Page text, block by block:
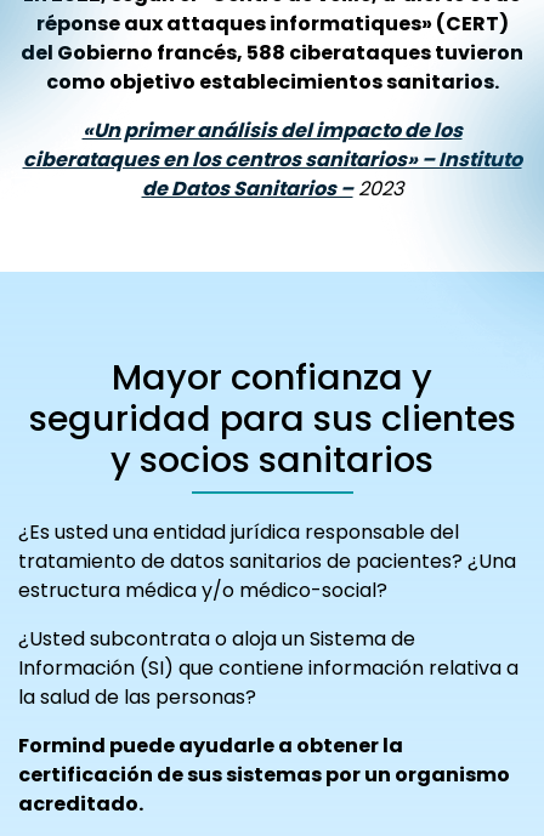
réponse aux attaques informatiques» (CERT)
del Gobierno francés, 588 ciberataques tuvieron
como objetivo establecimientos sanitarios.
«Un primer análisis del impacto de los
ciberataques en los centros sanitarios» – Instituto
de Datos Sanitarios –2023
Mayor confianza y
seguridad para sus clientes
y socios sanitarios
¿Es usted una entidad jurídica responsable del
tratamiento de datos sanitarios de pacientes? ¿Una
estructura médica y/o médico-social?
¿Usted subcontrata o aloja un Sistema de
Información (SI) que contiene información relativa a
la salud de las personas?
Formind puede ayudarle a obtener la
certificación de sus sistemas por un organismo
acreditado.